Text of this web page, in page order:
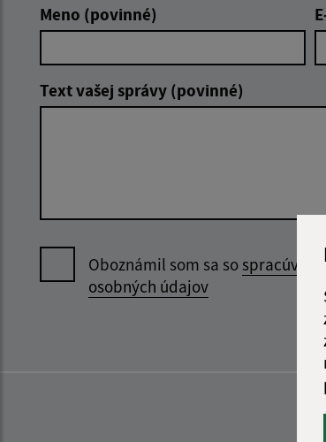
Meno (povinné)
Text vašej správy (povinné)
Oboznámil som sa so
osobných údajov